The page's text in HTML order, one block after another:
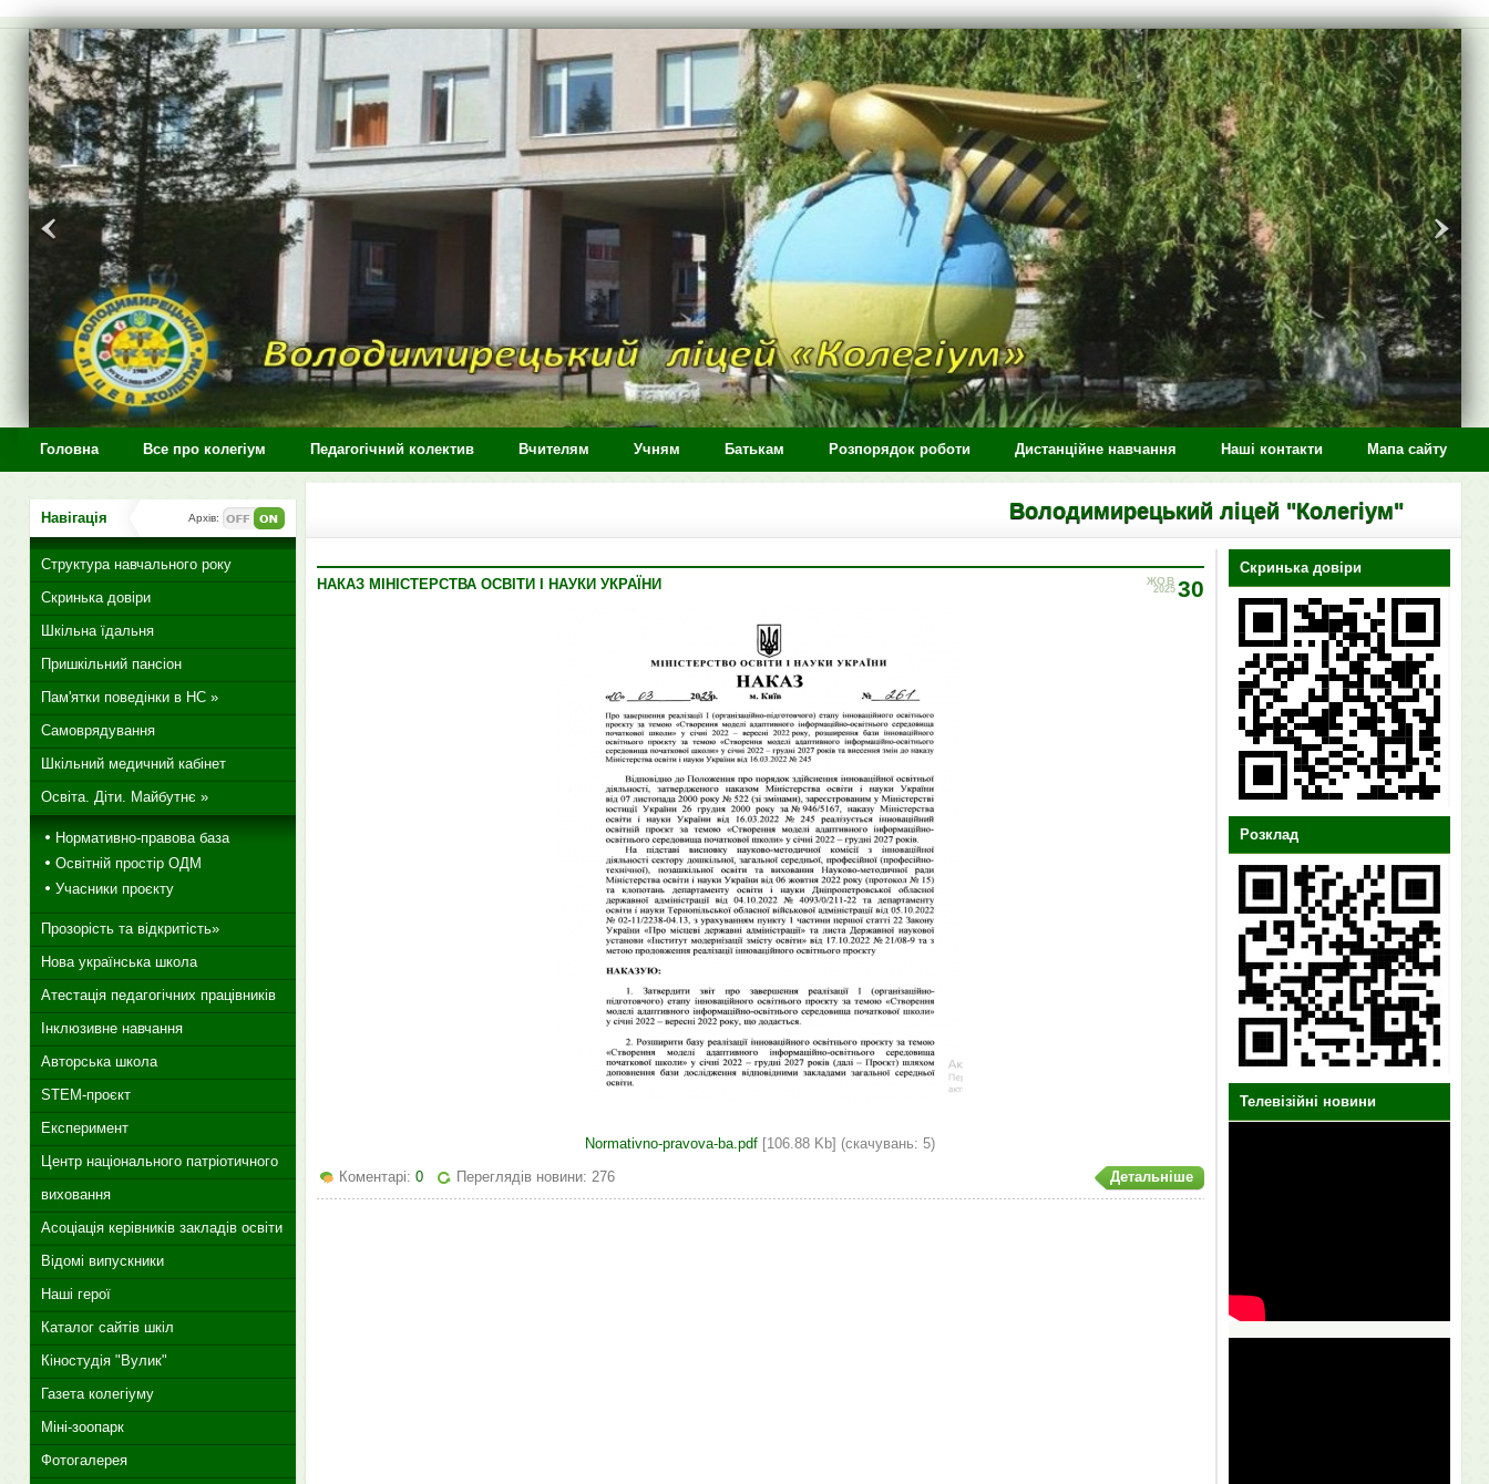
>
Головна Все про колегіум Педагогічний колектив Вчителям Учням Батькам Розпорядок роботи Дистанційне навчання Наші контакти Мапа сайту
Володимирецький ліцей "Колегіум"
30
ЖОВ
2025
НАКАЗ МІНІСТЕРСТВА ОСВІТИ І НАУКИ УКРАЇНИ
Normativno-pravova-ba.pdf [106.88 Kb] (cкачувань: 5)
Детальніше
Коментарі: 0 Переглядів новини: 276
Скринька довіри
Розклад
Телевізійні новини
Навігація Архів:
Структура навчального року
Скринька довіри
Шкільна їдальня
Пришкільний пансіон
Пам'ятки поведінки в НС »
Самоврядування
Шкільний медичний кабінет
Освіта. Діти. Майбутнє »
Нормативно-правова база
Освітній простір ОДМ
Учасники проєкту
Прозорість та відкритість»
Нова українська школа
Атестація педагогічних працівників
Інклюзивне навчання
Авторська школа
STEM-проєкт
Експеримент
Центр національного патріотичного
виховання
Асоціація керівників закладів освіти
Відомі випускники
Наші герої
Каталог сайтів шкіл
Кіностудія "Вулик"
Газета колегіуму
Міні-зоопарк
Фотогалерея